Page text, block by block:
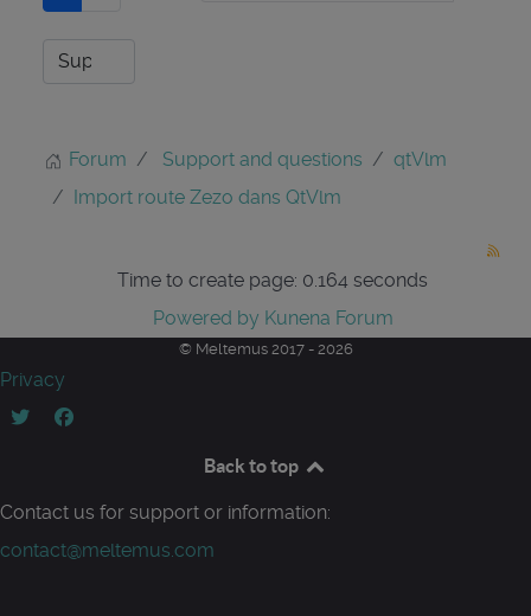
Forum Support and questions
qtVlm
Import route Zezo dans QtVlm
Time to create page: 0.164 seconds
Powered by Kunena Forum
© Meltemus 2017 - 2026
Privacy
Back to top
Contact us for support or information:
contact@meltemus.com